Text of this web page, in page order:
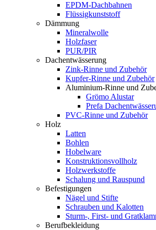
EPDM-Dachbahnen
Flüssigkunststoff
Dämmung
Mineralwolle
Holzfaser
PUR/PIR
Dachentwässerung
Zink-Rinne und Zubehör
Kupfer-Rinne und Zubehör
Aluminium-Rinne und
Grömo Alustar
Prefa
PVC-Rinne und Zubehör
Holz
Latten
Bohlen
Hobelware
Konstruktionsvollholz
Holzwerkstoffe
Schalung und Rauspund
Befestigungen
Nägel und Stifte
Schrauben und Kalotten
Sturm-, First- und
Berufbekleidung